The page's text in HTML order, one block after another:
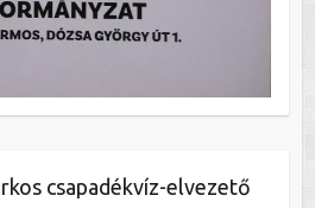
csapadékvíz-elvezető